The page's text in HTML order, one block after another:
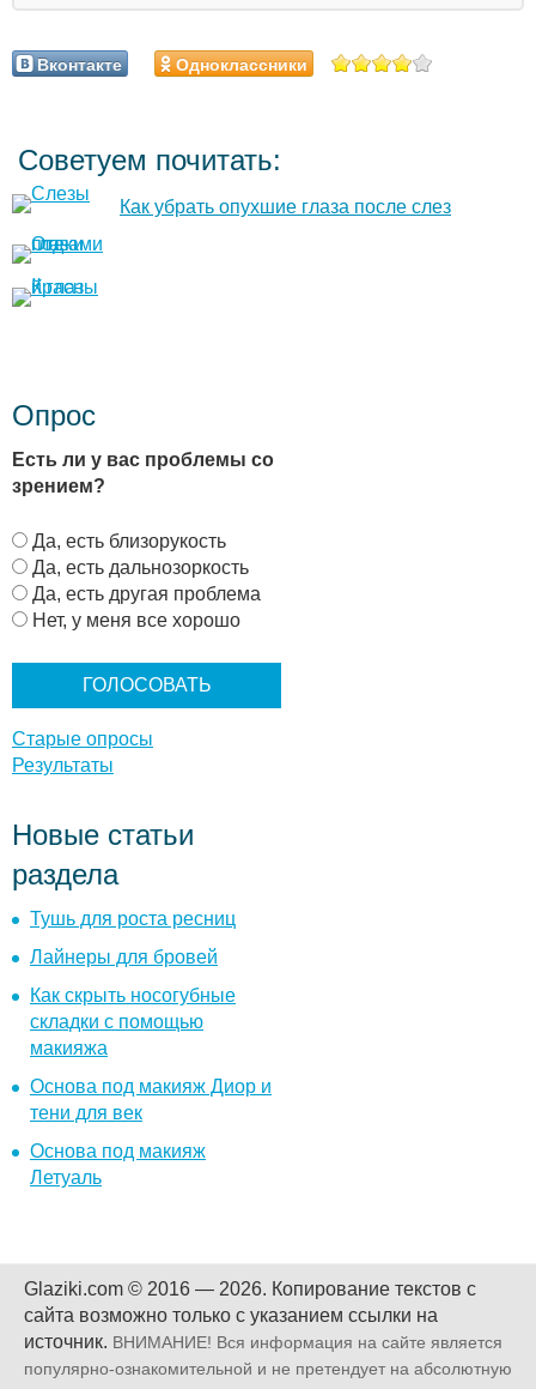
Вконтакте Одноклассники
Советуем почитать:
Как убрать опухшие глаза после слез
Опрос
Есть ли у вас проблемы со
зрением?
В
а
р
и
Да, есть близорукость
Да, есть дальнозоркость
Да, есть другая проблема
Нет, у меня все хорошо
Старые опросы
Результаты
Новые статьи
раздела
Тушь для роста ресниц
Лайнеры для бровей
Как скрыть носогубные
складки с помощью
макияжа
Основа под макияж Диор и
тени для век
Основа под макияж
Летуаль
Glaziki.com © 2016 — 2026. Копирование текстов с
сайта возможно только с указанием ссылки на
источник. ВНИМАНИЕ! Вся информация на сайте является
популярно-ознакомительной и не претендует на абсолютную